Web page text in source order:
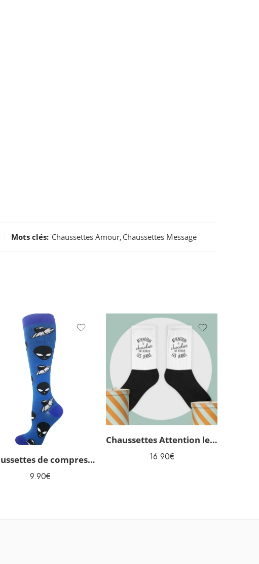
Mots clés: Chaussettes Amour, Chaussettes Message
Chaussettes de compression Aliens
9.90€
Chaussettes Attention le Chocolat fait rétrécir les jeans
16.90€